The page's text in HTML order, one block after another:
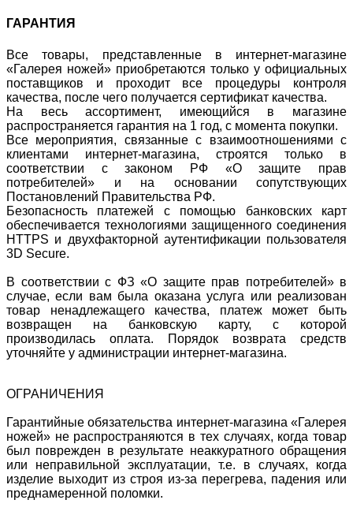
ГАРАНТИЯ
Все товары, представленные в интернет-магазине
«Галерея ножей» приобретаются только у официальных
поставщиков и проходит все процедуры контроля
качества, после чего получается сертификат качества.
На весь ассортимент, имеющийся в магазине
распространяется гарантия на 1 год, с момента покупки.
Все мероприятия, связанные с взаимоотношениями с
клиентами интернет-магазина, строятся только в
соответствии с законом РФ «О защите прав
потребителей» и на основании сопутствующих
Постановлений Правительства РФ.
Безопасность платежей с помощью банковских карт
обеспечивается технологиями защищенного соединения
HTTPS и двухфакторной аутентификации пользователя
3D Secure.
В соответствии с ФЗ «О защите прав потребителей» в
случае, если вам была оказана услуга или реализован
товар ненадлежащего качества, платеж может быть
возвращен на банковскую карту, с которой
производилась оплата. Порядок возврата средств
уточняйте у администрации интернет-магазина.
ОГРАНИЧЕНИЯ
Гарантийные обязательства интернет-магазина «Галерея
ножей» не распространяются в тех случаях, когда товар
был поврежден в результате неаккуратного обращения
или неправильной эксплуатации, т.е. в случаях, когда
изделие выходит из строя из-за перегрева, падения или
преднамеренной поломки.